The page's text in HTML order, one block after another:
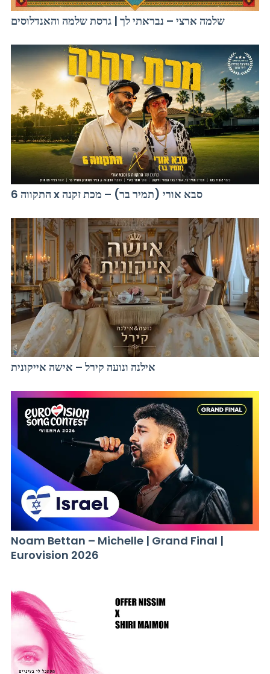
שלמה ארצי – נבראתי לך | גרסת שלמה והאנדלוסים
התקווה 6 x סבא אורי (תמיר בר) – מכת זקנה
אילנה ונועה קירל – אישה אייקונית
Noam Bettan – Michelle | Grand Final |
Eurovision 2026